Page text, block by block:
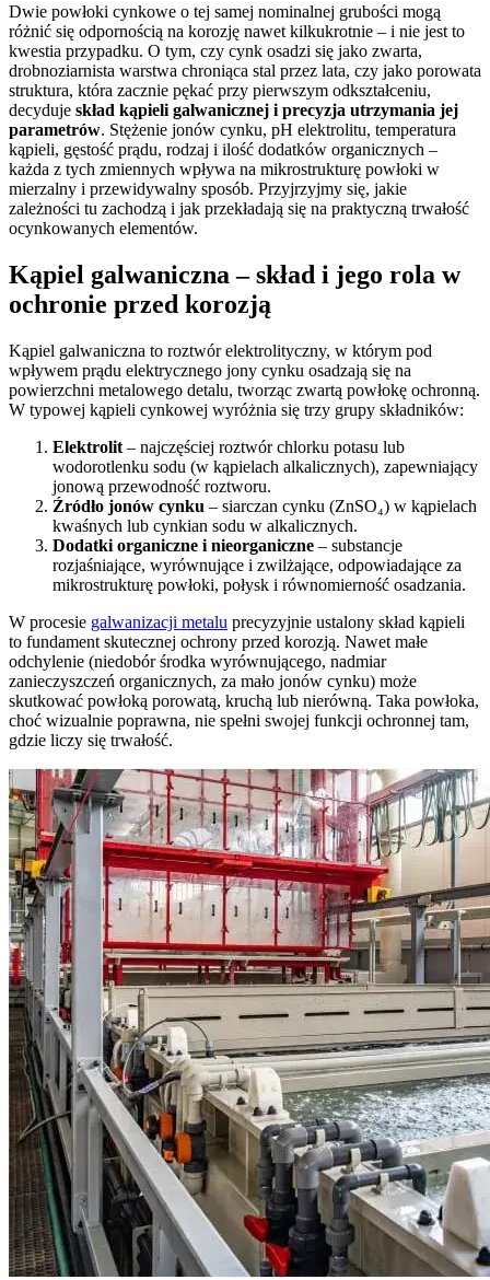
Dwie powłoki cynkowe o tej samej nominalnej grubości mogą
różnić się odpornością na korozję nawet kilkukrotnie – i nie jest to
kwestia przypadku. O tym, czy cynk osadzi się jako zwarta,
drobnoziarnista warstwa chroniąca stal przez lata, czy jako porowata
struktura, która zacznie pękać przy pierwszym odkształceniu,
decyduje skład kąpieli galwanicznej i precyzja utrzymania jej
parametrów. Stężenie jonów cynku, pH elektrolitu, temperatura
kąpieli, gęstość prądu, rodzaj i ilość dodatków organicznych –
każda z tych zmiennych wpływa na mikrostrukturę powłoki w
mierzalny i przewidywalny sposób. Przyjrzyjmy się, jakie
zależności tu zachodzą i jak przekładają się na praktyczną trwałość
ocynkowanych elementów.
Kąpiel galwaniczna – skład i jego rola w
ochronie przed korozją
Kąpiel galwaniczna to roztwór elektrolityczny, w którym pod
wpływem prądu elektrycznego jony cynku osadzają się na
powierzchni metalowego detalu, tworząc zwartą powłokę ochronną.
W typowej kąpieli cynkowej wyróżnia się trzy grupy składników:
Elektrolit – najczęściej roztwór chlorku potasu lub
wodorotlenku sodu (w kąpielach alkalicznych), zapewniający
jonową przewodność roztworu.
Źródło jonów cynku – siarczan cynku (ZnSO₄) w kąpielach
kwaśnych lub cynkian sodu w alkalicznych.
Dodatki organiczne i nieorganiczne – substancje
rozjaśniające, wyrównujące i zwilżające, odpowiadające za
mikrostrukturę powłoki, połysk i równomierność osadzania.
W procesie galwanizacji metalu precyzyjnie ustalony skład kąpieli
to fundament skutecznej ochrony przed korozją. Nawet małe
odchylenie (niedobór środka wyrównującego, nadmiar
zanieczyszczeń organicznych, za mało jonów cynku) może
skutkować powłoką porowatą, kruchą lub nierówną. Taka powłoka,
choć wizualnie poprawna, nie spełni swojej funkcji ochronnej tam,
gdzie liczy się trwałość.